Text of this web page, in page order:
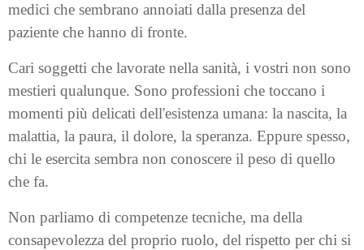
medici che sembrano annoiati dalla presenza del
paziente che hanno di fronte.
Cari soggetti che lavorate nella sanità, i vostri non sono
mestieri qualunque. Sono professioni che toccano i
momenti più delicati dell'esistenza umana: la nascita, la
malattia, la paura, il dolore, la speranza. Eppure spesso,
chi le esercita sembra non conoscere il peso di quello
che fa.
Non parliamo di competenze tecniche, ma della
consapevolezza del proprio ruolo, del rispetto per chi si